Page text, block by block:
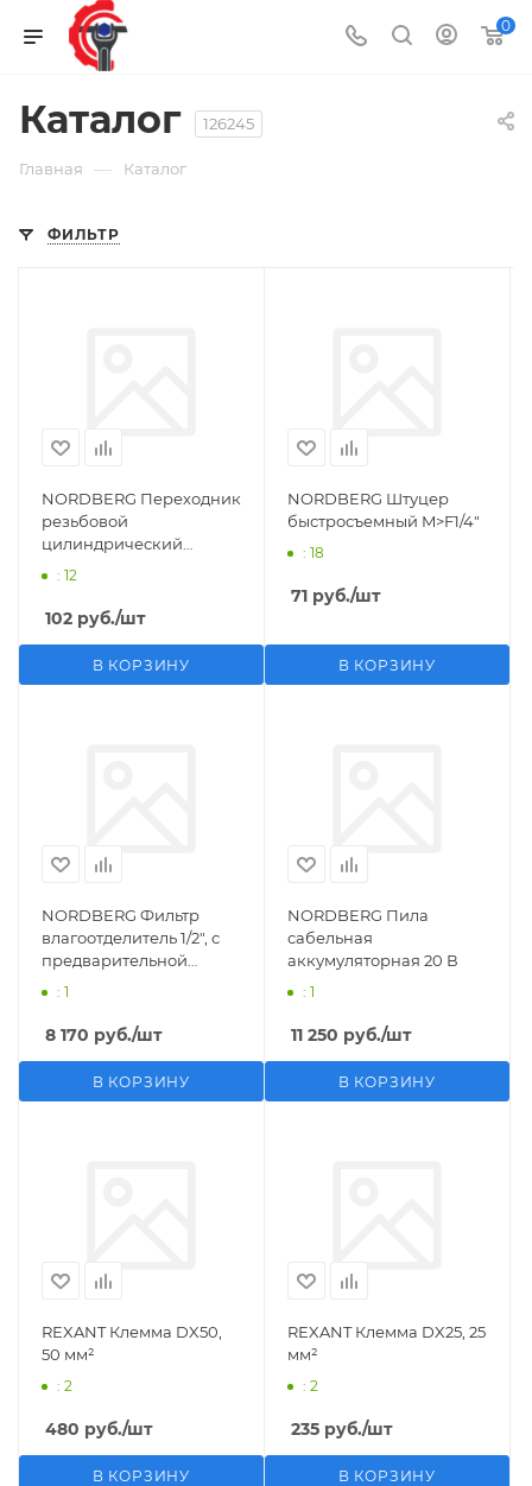
0
Каталог 126245
Главная — Каталог
ФИЛЬТР
NORDBERG Переходник
резьбовой
цилиндрический
M1/2">F1/4"
: 12
102 руб./шт
В КОРЗИНУ
NORDBERG Штуцер
быстросъемный M>F1/4"
: 18
71 руб./шт
В КОРЗИНУ
NORDBERG Фильтр
влагоотделитель 1/2", с
предварительной
фильтрацией
: 1
8 170 руб./шт
В КОРЗИНУ
NORDBERG Пила
сабельная
аккумуляторная 20 В
: 1
11 250 руб./шт
В КОРЗИНУ
REXANT Клемма DX50,
50 мм²
: 2
480 руб./шт
В КОРЗИНУ
REXANT Клемма DX25, 25
мм²
: 2
235 руб./шт
В КОРЗИНУ